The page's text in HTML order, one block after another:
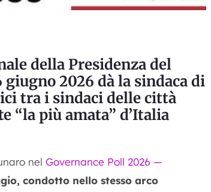
della Presidenza del
2026 dà la sindaca di
tra i sindaci delle città
“la più amata” d’Italia
nel Governance Poll 2026 —
condotto nello stesso arco